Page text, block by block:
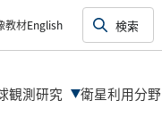
教材English
観測研究 衛星利用分野
介